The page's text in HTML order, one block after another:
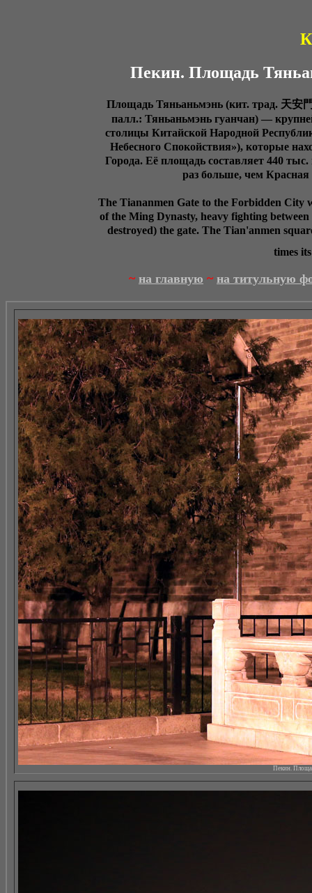
Пекин. Площадь
Площадь Тяньаньмэнь (кит. трад. 天安
палл.: Тяньаньмэнь гуанчан) —
столицы Китайской Народной
Небесного Спокойствия»), которые
Города. Её площадь составляет 440
раз больше, чем
The Tiananmen Gate to the Forbidden City
of the Ming Dynasty, heavy fighting
destroyed) the gate. The Tian'anmen
times
~ на главную ~ на титульную
Пекин.